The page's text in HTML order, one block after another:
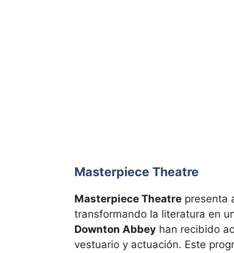
Masterpiece Theatre
Masterpiece Theatre presenta
transformando la literatura en
Downton Abbey han recibido
vestuario y actuación. Este